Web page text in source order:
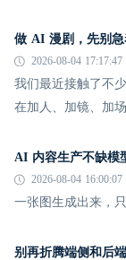
做 AI 漫剧，先别
2026-08-04 17:17:47
我们最近接触了不
在加人、加镜、加
AI 内容生产不缺模
2026-08-04 16:00:07
一张图生成出来，